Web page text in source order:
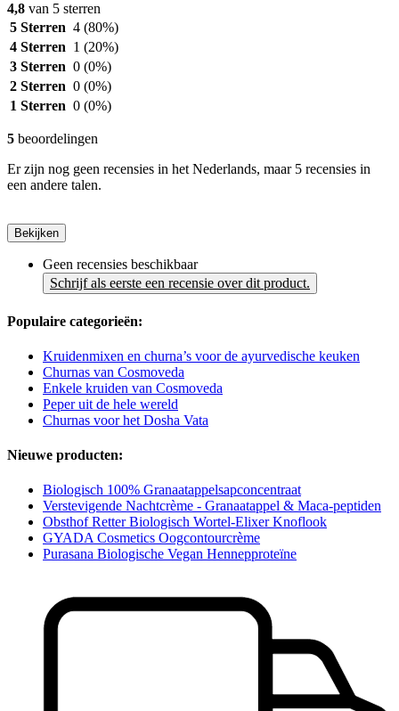
4,8 van 5 sterren
5 Sterren 4 (80%)
4 Sterren 1 (20%)
3 Sterren 0 (0%)
2 Sterren 0 (0%)
1 Sterren 0 (0%)
5 beoordelingen
Er zijn nog geen recensies in het Nederlands, maar 5 recensies in
een andere talen.
Bekijken
Geen recensies beschikbaar
Schrijf als eerste een recensie over dit product.
Populaire categorieën:
Kruidenmixen en churna’s voor de ayurvedische keuken
Churnas van Cosmoveda
Enkele kruiden van Cosmoveda
Peper uit de hele wereld
Churnas voor het Dosha Vata
Nieuwe producten:
Biologisch 100% Granaatappelsapconcentraat
Verstevigende Nachtcrème - Granaatappel & Maca-peptiden
Obsthof Retter Biologisch Wortel-Elixer Knoflook
GYADA Cosmetics Oogcontourcrème
Purasana Biologische Vegan Hennepproteïne